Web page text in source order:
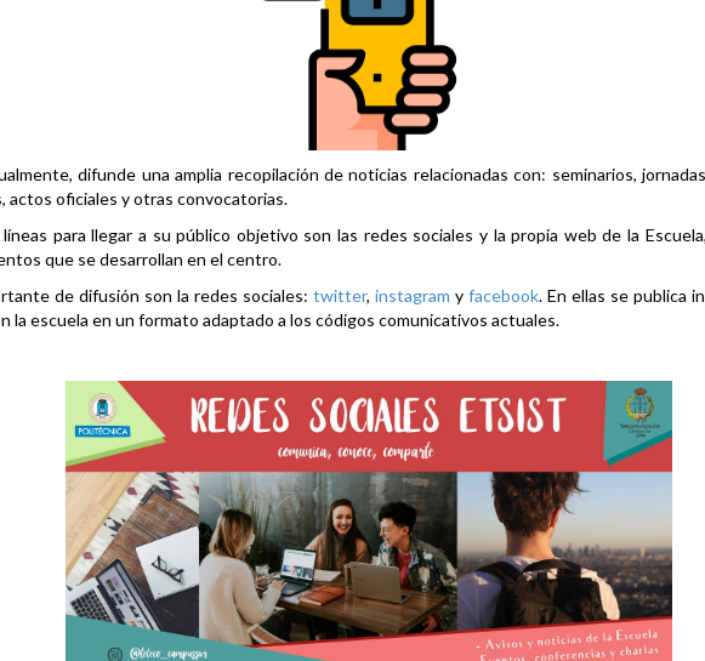
difunde una amplia recopilación de noticias relacionadas con: seminarios,
actos oficiales y otras convocatorias.
para llegar a su público objetivo son las redes sociales y la propia web de la
que se desarrollan en el centro.
de difusión son la redes sociales: twitter, instagram y facebook. En ellas se publica
la escuela en un formato adaptado a los códigos comunicativos actuales.